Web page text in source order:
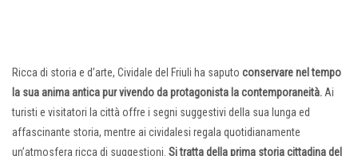
Ricca di storia e d’arte, Cividale del Friuli ha saputo conservare nel tempo
la sua anima antica pur vivendo da protagonista la contemporaneità.Ai
turisti e visitatori la città offre i segni suggestivi della sua lunga ed
affascinante storia, mentre ai cividalesi regala quotidianamente
un’atmosfera ricca di suggestioni. Si tratta della prima storia cittadina del